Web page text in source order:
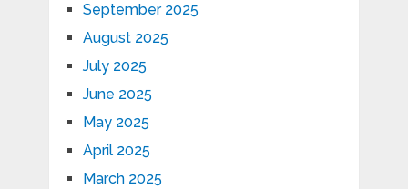
September 2025
August 2025
July 2025
June 2025
May 2025
April 2025
March 2025